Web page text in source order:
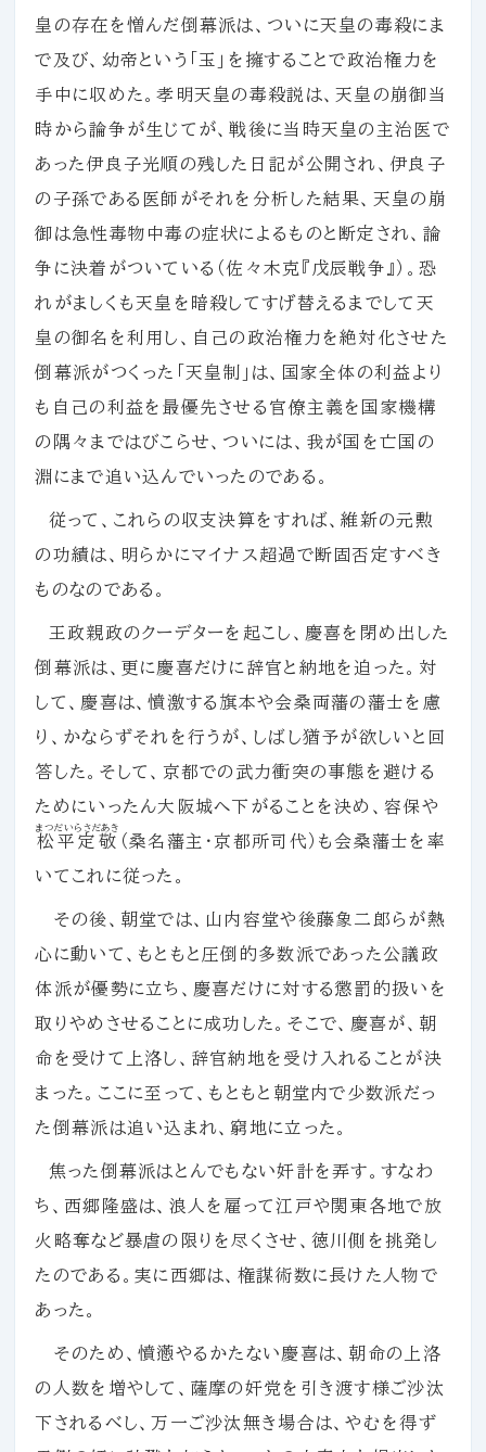
皇の存在を憎んだ倒幕派は、ついに天皇の毒殺にま
で及び、幼帝という「玉」を擁することで政治権力を
手中に収めた。孝明天皇の毒殺説は、天皇の崩御当
時から論争が生じてが、戦後に当時天皇の主治医で
あった伊良子光順の残した日記が公開され、伊良子
の子孫である医師がそれを分析した結果、天皇の崩
御は急性毒物中毒の症状によるものと断定され、論
争に決着がついている（佐々木克『戊辰戦争』）。恐
れがましくも天皇を暗殺してすげ替えるまでして天
皇の御名を利用し、自己の政治権力を絶対化させた
倒幕派がつくった「天皇制」は、国家全体の利益より
も自己の利益を最優先させる官僚主義を国家機構
の隅々まではびこらせ、ついには、我が国を亡国の
淵にまで追い込んでいったのである。
従って、これらの収支決算をすれば、維新の元勲
の功績は、明らかにマイナス超過で断固否定すべき
ものなのである。
王政親政のクーデターを起こし、慶喜を閉め出した
倒幕派は、更に慶喜だけに辞官と納地を迫った。対
して、慶喜は、憤激する旗本や会桑両藩の藩士を慮
り、かならずそれを行うが、しばし猶予が欲しいと回
答した。そして、京都での武力衝突の事態を避ける
ためにいったん大阪城へ下がることを決め、容保や
松平定敬
まつだいらさだあき
（桑名藩主・京都所司代）も会桑藩士を率
いてこれに従った。
その後、朝堂では、山内容堂や後藤象二郎らが熱
心に動いて、もともと圧倒的多数派であった公議政
体派が優勢に立ち、慶喜だけに対する懲罰的扱いを
取りやめさせることに成功した。そこで、慶喜が、朝
命を受けて上洛し、辞官納地を受け入れることが決
まった。ここに至って、もともと朝堂内で少数派だっ
た倒幕派は追い込まれ、窮地に立った。
焦った倒幕派はとんでもない奸計を弄す。すなわ
ち、西郷隆盛は、浪人を雇って江戸や関東各地で放
火略奪など暴虐の限りを尽くさせ、徳川側を挑発し
たのである。実に西郷は、権謀術数に長けた人物で
あった。
そのため、憤懣やるかたない慶喜は、朝命の上洛
の人数を増やして、薩摩の奸党を引き渡す様ご沙汰
下されるべし、万一ご沙汰無き場合は、やむを得ず